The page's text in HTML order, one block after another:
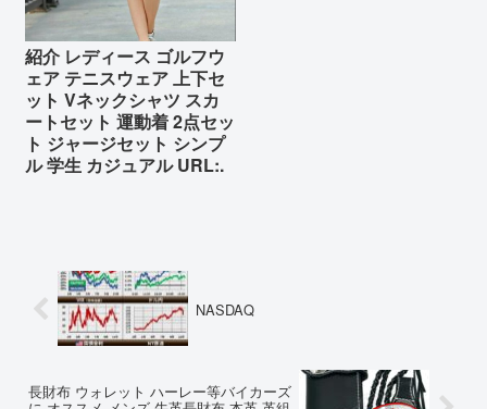
紹介 レディース ゴルフウ
ェア テニスウェア 上下セ
ット Vネックシャツ スカ
ートセット 運動着 2点セッ
ト ジャージセット シンプ
ル 学生 カジュアル URL:.
NASDAQ
長財布 ウォレット ハーレー等バイカーズ